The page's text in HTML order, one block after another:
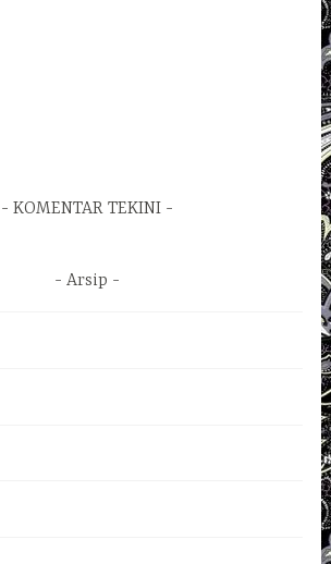
KOMENTAR TEKINI
Arsip